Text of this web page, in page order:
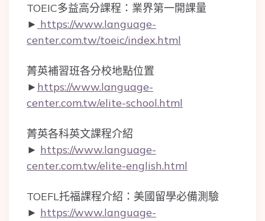
TOEIC多益高分課程：業界第一開課量
► https://www.language-
center.com.tw/toeic/index.html
菁英補習班各分校地點位置
► https://www.language-
center.com.tw/elite-school.html
菁英各科英文課程介紹
► https://www.language-
center.com.tw/elite-english.html
TOEFL托福課程介紹：美國留學必備測驗
► https://www.language-